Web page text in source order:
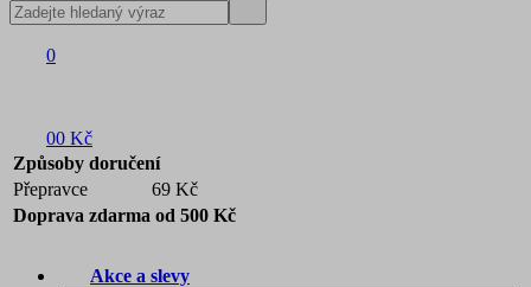
0
00 Kč
Způsoby doručení
Přepravce
69 Kč
Doprava zdarma od 500 Kč
Akce a slevy